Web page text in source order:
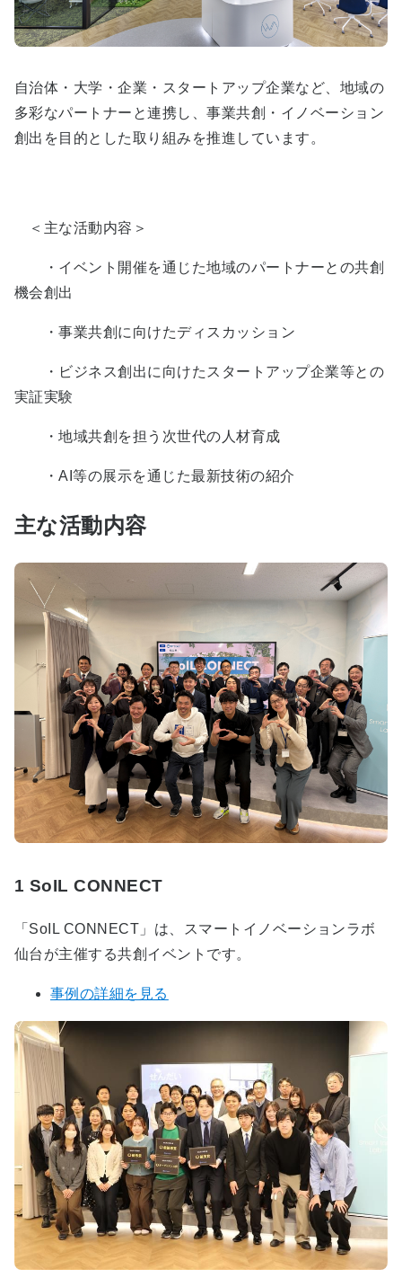
自治体・大学・企業・スタートアップ企業など、地域の
多彩なパートナーと連携し、事業共創・イノベーション
創出を目的とした取り組みを推進しています。
＜主な活動内容＞
・イベント開催を通じた地域のパートナーとの共創
機会創出
・事業共創に向けたディスカッション
・ビジネス創出に向けたスタートアップ企業等との
実証実験
・地域共創を担う次世代の人材育成
・AI等の展示を通じた最新技術の紹介
主な活動内容
1 SoIL CONNECT
「SoIL CONNECT」は、スマートイノベーションラボ
仙台が主催する共創イベントです。
事例の詳細を見る